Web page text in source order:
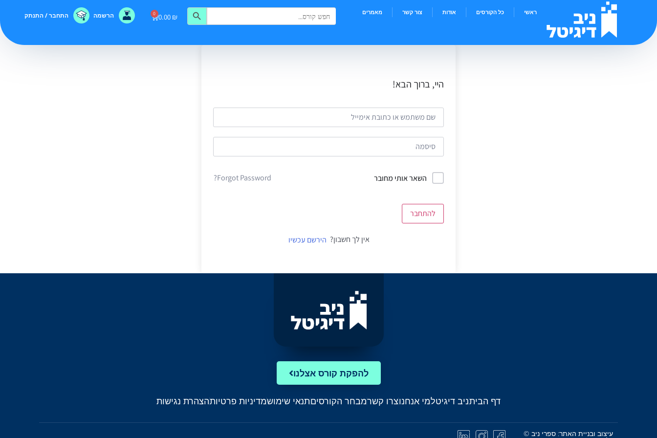
ראשי כל הקורסים אודות צור קשר מאמרים Search
for:
Search Button
0.00 ₪
0 הרשמה התחבר / התנתק
היי, ברוך הבא!
השאר אותי מחובר Forgot Password?
להתחבר
אין לך חשבון? הירשם עכשיו
להפקת קורס אצלנו
דף הביתניב דיגיטלמי אנחנוצרו קשרמבחר הקורסיםתנאי שימושמדיניות פרטיותהצהרת נגישות
עיצוב ובניית האתר: ספרי ניב ©